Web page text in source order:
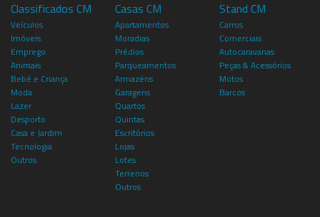
Classificados CM
Veículos
Imóveis
Emprego
Animais
Bebé e Criança
Moda
Lazer
Desporto
Casa e Jardim
Tecnologia
Outros
Casas CM
Apartamentos
Moradias
Prédios
Parqueamentos
Armazéns
Garagens
Quartos
Quintas
Escritórios
Lojas
Lotes
Terrenos
Outros
Stand CM
Carros
Comerciais
Autocaravanas
Peças & Acessórios
Motos
Barcos